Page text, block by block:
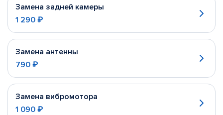
Замена задней камеры
1 290 ₽
Замена антенны
790 ₽
Замена вибромотора
1 090 ₽